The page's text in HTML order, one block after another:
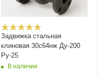
Задвижка стальная
клиновая 30с64нж Ду-200
Ру-25
В наличии